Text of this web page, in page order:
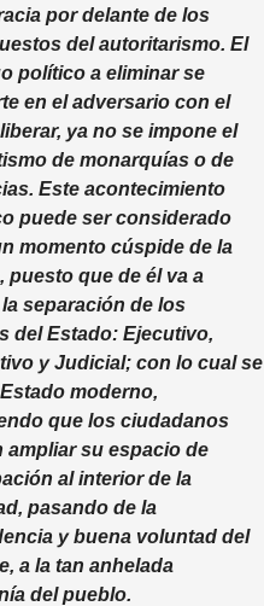
por delante de los
del autoritarismo. El
político a eliminar se
en el adversario con el
ya no se impone el
de monarquías o de
Este acontecimiento
puede ser considerado
momento cúspide de la
puesto que de él va a
separación de los
del Estado: Ejecutivo,
y Judicial; con lo cual se
moderno,
que los ciudadanos
ampliar su espacio de
al interior de la
pasando de la
y buena voluntad del
a la tan anhelada
del pueblo.